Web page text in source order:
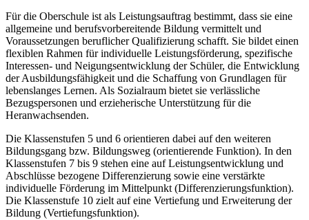
Für die Oberschule ist als Leistungsauftrag bestimmt, dass sie eine
allgemeine und berufsvorbereitende Bildung vermittelt und
Voraussetzungen beruflicher Qualifizierung schafft. Sie bildet einen
flexiblen Rahmen für individuelle Leistungsförderung, spezifische
Interessen- und Neigungsentwicklung der Schüler, die Entwicklung
der Ausbildungsfähigkeit und die Schaffung von Grundlagen für
lebenslanges Lernen. Als Sozialraum bietet sie verlässliche
Bezugspersonen und erzieherische Unterstützung für die
Heranwachsenden.
Die Klassenstufen 5 und 6 orientieren dabei auf den weiteren
Bildungsgang bzw. Bildungsweg (orientierende Funktion). In den
Klassenstufen 7 bis 9 stehen eine auf Leistungsentwicklung und
Abschlüsse bezogene Differenzierung sowie eine verstärkte
individuelle Förderung im Mittelpunkt (Differenzierungsfunktion).
Die Klassenstufe 10 zielt auf eine Vertiefung und Erweiterung der
Bildung (Vertiefungsfunktion).